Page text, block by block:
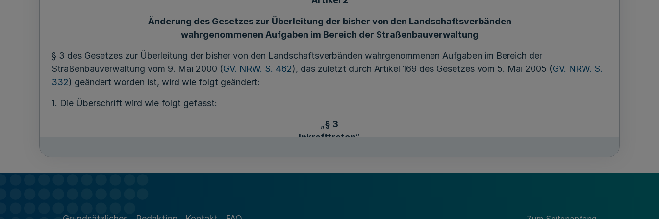
Änderung des Gesetzes zur Überleitung der bisher von den Landschaftsverbänden
wahrgenommenen Aufgaben im Bereich der Straßenbauverwaltung
§ 3 des Gesetzes zur Überleitung der bisher von den Landschaftsverbänden wahrgenommenen Aufgaben im Bereich der
Straßenbauverwaltung vom 9. Mai 2000 (GV. NRW. S. 462), das zuletzt durch Artikel 169 des Gesetzes vom 5. Mai 2005 (GV. NRW. S.
332) geändert worden ist, wird wie folgt geändert:
1. Die Überschrift wird wie folgt gefasst:
„§ 3
Inkrafttreten“.
2. Satz 2 wird aufgehoben.